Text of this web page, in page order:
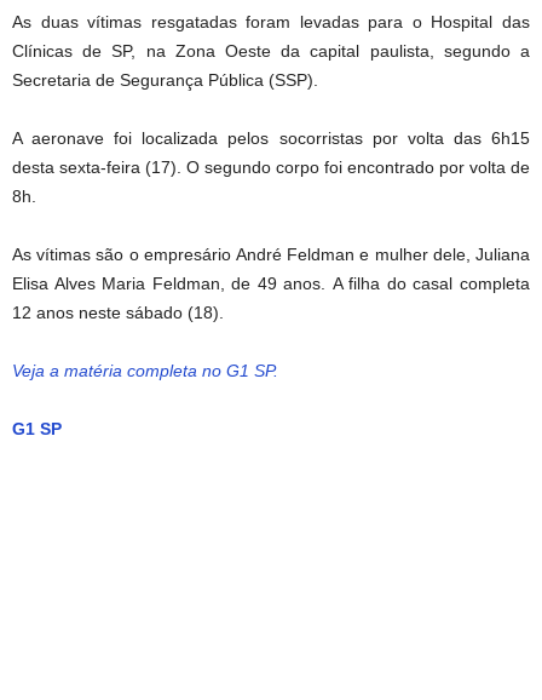
As duas vítimas resgatadas foram levadas para o Hospital das
Clínicas de SP, na Zona Oeste da capital paulista, segundo a
Secretaria de Segurança Pública (SSP).
A aeronave foi localizada pelos socorristas por volta das 6h15
desta sexta-feira (17). O segundo corpo foi encontrado por volta de
8h.
As vítimas são o empresário André Feldman e mulher dele, Juliana
Elisa Alves Maria Feldman, de 49 anos. A filha do casal completa
12 anos neste sábado (18).
Veja a matéria completa no G1 SP.
G1 SP